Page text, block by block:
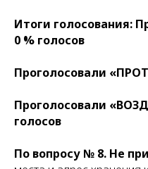
Итоги голосования:
0 % голосов
Проголосовали
Проголосовали
голосов
По вопросу № 8. Не